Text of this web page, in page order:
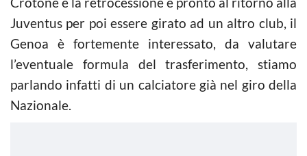
Juventus per poi essere girato ad un altro club, il
Genoa è fortemente interessato, da valutare
l’eventuale formula del trasferimento, stiamo
parlando infatti di un calciatore già nel giro della
Nazionale.